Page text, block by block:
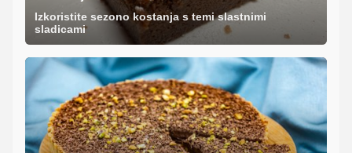
Izkoristite sezono kostanja s temi slastnimi
sladicami